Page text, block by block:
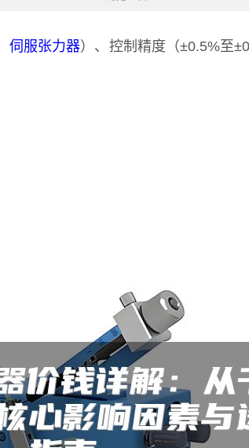
伺服张力器）、控制精度（±0.5%至